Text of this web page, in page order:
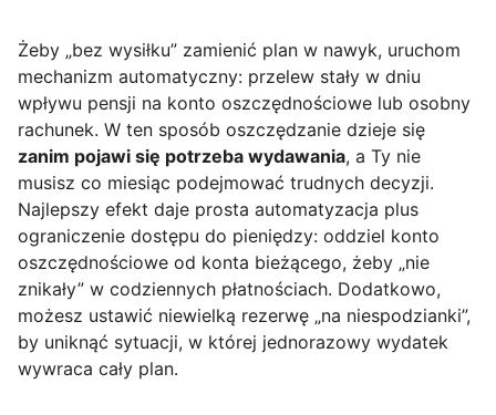
Żeby „bez wysiłku” zamienić plan w nawyk, uruchom
mechanizm automatyczny: przelew stały w dniu
wpływu pensji na konto oszczędnościowe lub osobny
rachunek. W ten sposób oszczędzanie dzieje się
zanim pojawi się potrzeba wydawania, a Ty nie
musisz co miesiąc podejmować trudnych decyzji.
Najlepszy efekt daje prosta automatyzacja plus
ograniczenie dostępu do pieniędzy: oddziel konto
oszczędnościowe od konta bieżącego, żeby „nie
znikały” w codziennych płatnościach. Dodatkowo,
możesz ustawić niewielką rezerwę „na niespodzianki”,
by uniknąć sytuacji, w której jednorazowy wydatek
wywraca cały plan.